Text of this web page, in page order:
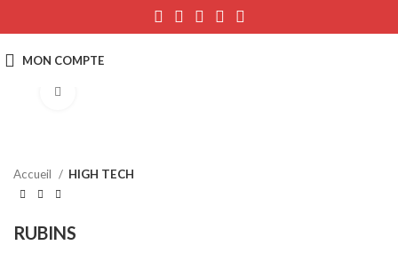
Accueil HIGH TECH
RUBINS